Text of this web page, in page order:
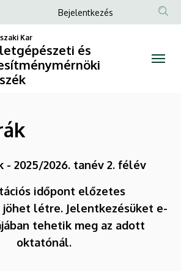
Anonim
fiók
menüje
Bejelentkezés
Kar
és
- 2025/2026. tanév 2. félév
időpont előzetes
létre. Jelentkezésüket e-
tehetik meg az adott
oktatónál.